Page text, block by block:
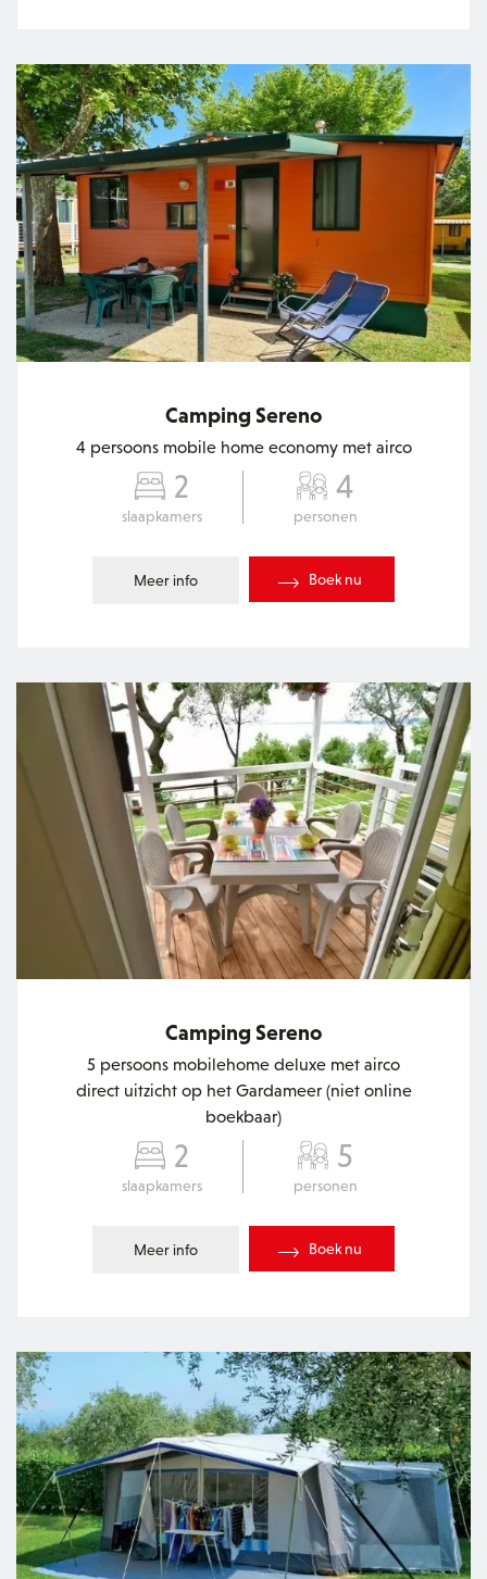
Camping Sereno
4 persoons mobile home economy met airco
2
slaapkamers
4
personen
Meer info Boek nu
Camping Sereno
5 persoons mobilehome deluxe met airco
direct uitzicht op het Gardameer (niet online
boekbaar)
2
slaapkamers
5
personen
Meer info Boek nu